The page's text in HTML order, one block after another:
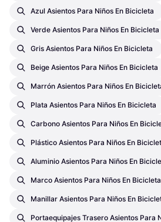
Azul Asientos Para Niños En Bicicleta
Verde Asientos Para Niños En Bicicleta
Gris Asientos Para Niños En Bicicleta
Beige Asientos Para Niños En Bicicleta
Marrón Asientos Para Niños En
Plata Asientos Para Niños En Bicicleta
Carbono Asientos Para Niños En
Plástico Asientos Para Niños En
Aluminio Asientos Para Niños En
Marco Asientos Para Niños En Bicicleta
Manillar Asientos Para Niños En
Portaequipajes Trasero Asientos Para